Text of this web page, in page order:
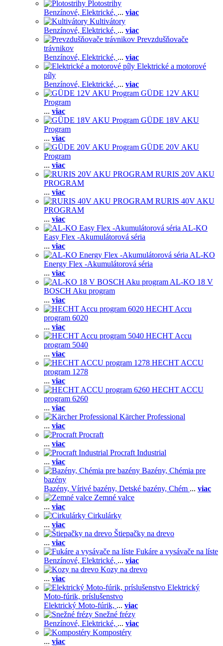
Plotostrihy
Benzínové, Elektrické, ... viac
Kultivátory
Benzínové, Elektrické, ... viac
Prevzdušňovače
trávnikov
Benzínové, Elektrické, ... viac
Elektrické a motorové
píly
Benzínové, Elektrické, ... viac
GÜDE 12V AKU
Program
... viac
GÜDE 18V AKU
Program
... viac
GÜDE 20V AKU
Program
... viac
RURIS 20V AKU
PROGRAM
... viac
RURIS 40V AKU
PROGRAM
... viac
AL-KO
Easy Flex -Akumulátorová séria
... viac
AL-KO
Energy Flex -Akumulátorová séria
... viac
AL-KO 18 V
BOSCH Aku program
... viac
HECHT Accu
program 6020
... viac
HECHT Accu
program 5040
... viac
HECHT ACCU
program 1278
... viac
HECHT ACCU
program 6260
... viac
Kärcher Professional
... viac
Procraft
... viac
Procraft Industrial
... viac
Bazény, Chémia pre
bazény
Bazény, Vírivé bazény, Detské bazény, Chém ... viac
Zemné valce
... viac
Cirkulárky
... viac
Štiepačky na drevo
... viac
Fukáre a vysávače na líste
Benzínové, Elektrické, ... viac
Kozy na drevo
... viac
Elektrický
Moto-fúrik, príslušenstvo
Elektrický Moto-fúrik, ... viac
Snežné frézy
Benzínové, Elektrické, ... viac
Kompostéry
... viac